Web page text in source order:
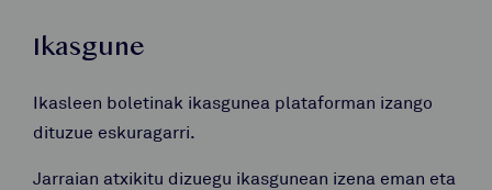
Ikasgune
Ikasleen boletinak ikasgunea plataforman izango
dituzue eskuragarri.
Jarraian atxikitu dizuegu ikasgunean izena eman eta